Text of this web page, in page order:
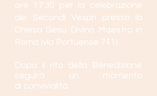
ore 17.30 per la celebrazione
dei Secondi Vespri presso la
Chiesa Gesù Divino Maestro in
Roma (via Portuense 741).
Dopo il rito della Benedizione
seguirà un momento
di convivialità.